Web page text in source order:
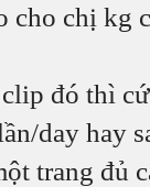
cho chị kg
đó thì
day hay
trang đủ